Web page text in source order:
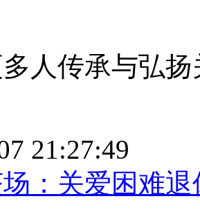
人传承与弘
21:27:49
：关爱困难